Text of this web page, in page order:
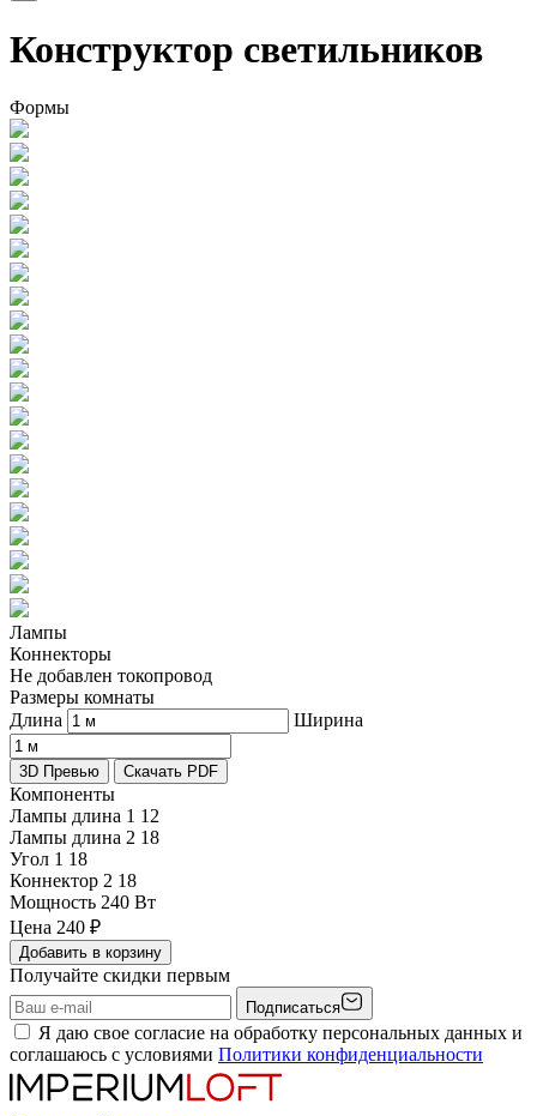
Конструктор светильников
Формы
Лампы
Коннекторы
Не добавлен токопровод
Размеры комнаты
Длина
Ширина
3D Превью Скачать PDF
Компоненты
Лампы длина 1 12
Лампы длина 2 18
Угол 1 18
Коннектор 2 18
Мощность 240 Вт
Цена 240 ₽
Добавить в корзину
Получайте скидки первым
Подписаться
Я даю свое согласие на обработку персональных данных и
соглашаюсь с условиями Политики конфиденциальности